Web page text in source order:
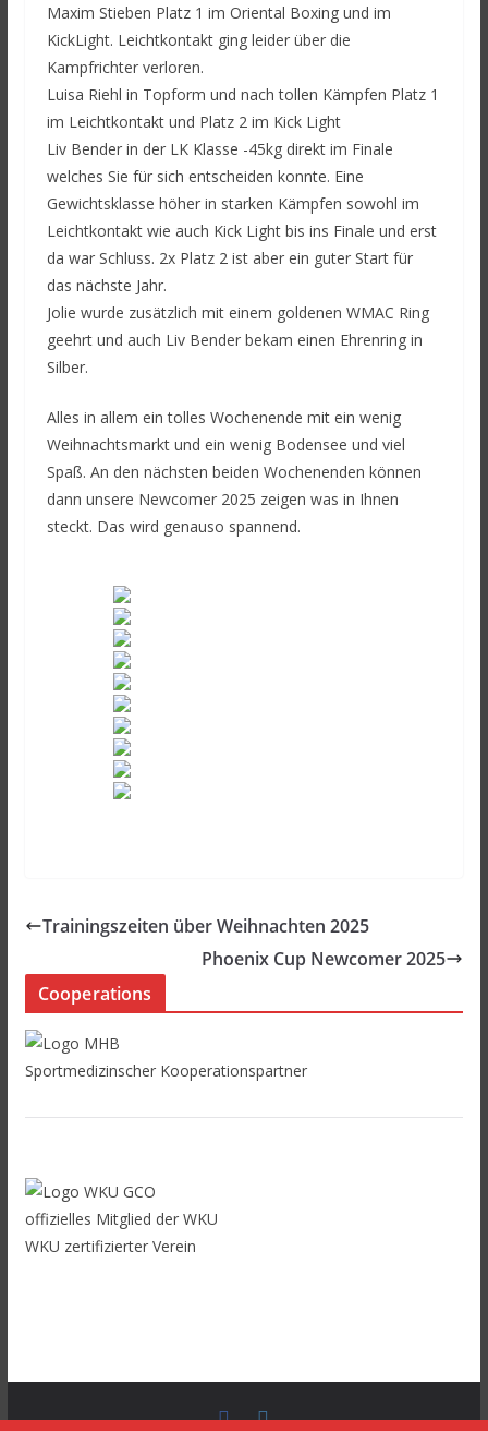
Maxim Stieben Platz 1 im Oriental Boxing und im
KickLight. Leichtkontakt ging leider über die
Kampfrichter verloren.
Luisa Riehl in Topform und nach tollen Kämpfen Platz 1
im Leichtkontakt und Platz 2 im Kick Light
Liv Bender in der LK Klasse -45kg direkt im Finale
welches Sie für sich entscheiden konnte. Eine
Gewichtsklasse höher in starken Kämpfen sowohl im
Leichtkontakt wie auch Kick Light bis ins Finale und erst
da war Schluss. 2x Platz 2 ist aber ein guter Start für
das nächste Jahr.
Jolie wurde zusätzlich mit einem goldenen WMAC Ring
geehrt und auch Liv Bender bekam einen Ehrenring in
Silber.
Alles in allem ein tolles Wochenende mit ein wenig
Weihnachtsmarkt und ein wenig Bodensee und viel
Spaß. An den nächsten beiden Wochenenden können
dann unsere Newcomer 2025 zeigen was in Ihnen
steckt. Das wird genauso spannend.
Trainingszeiten über Weihnachten 2025
Phoenix Cup Newcomer 2025
Cooperations
Sportmedizinscher Kooperationspartner
offizielles Mitglied der WKU
WKU zertifizierter Verein